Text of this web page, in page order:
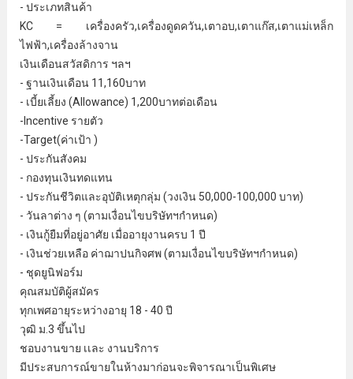
- ประเภทสินค้า
KC = เครื่องครัว,เครื่องดูดควัน,เตาอบ,เตาแก๊ส,เตาแม่เหล็ก
ไฟฟ้า,เครื่องล้างจาน
เงินเดือนสวัสดิการ ฯลฯ
- ฐานเงินเดือน 11,160บาท
- เบี้ยเลี้ยง (Allowance) 1,200บาทต่อเดือน
-Incentive รายตัว
-Target(ค่าเป้า )
- ประกันสังคม
- กองทุนเงินทดแทน
- ประกันชีวิตและอุบัติเหตุกลุ่ม (วงเงิน 50,000-100,000 บาท)
- วันลาต่าง ๆ (ตามเงื่อนไขบริษัทฯกําหนด)
- เงินกู้ยืมที่อยู่อาศัย เมื่ออายุงานครบ 1 ปี
- เงินช่วยเหลือ ค่าฌาปนกิจศพ (ตามเงื่อนไขบริษัทฯกําหนด)
- ชุดยูนิฟอร์ม
คุณสมบัติผู้สมัคร
ทุกเพศอายุระหว่างอายุ 18 - 40 ปี
วุฒิ ม.3 ขึ้นไป
ชอบงานขาย เเละ งานบริการ
มีประสบการณ์ขายในห้างมาก่อนจะพิจารณาเป็นพิเศษ